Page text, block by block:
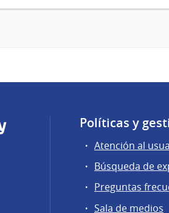
Políticas y
Atención al
Búsqueda de
Preguntas
Sala de medios